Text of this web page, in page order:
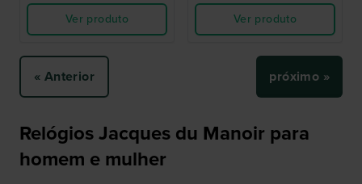
Ver produto
Ver produto
« Anterior próximo »
Relógios Jacques du Manoir para
homem e mulher